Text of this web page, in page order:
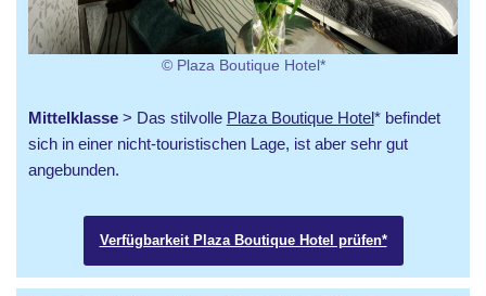
© Plaza Boutique Hotel*
Mittelklasse> Das stilvolle Plaza Boutique Hotel* befindet
sich in einer nicht-touristischen Lage, ist aber sehr gut
angebunden.
Verfügbarkeit Plaza Boutique Hotel prüfen*